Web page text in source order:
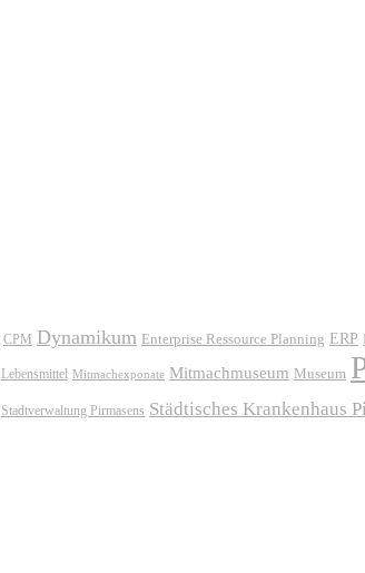
CPM Dynamikum Enterprise Ressource Planning ERP
Lebensmittel Mitmachexponate Mitmachmuseum Museum
Stadtverwaltung Pirmasens Städtisches Krankenhaus